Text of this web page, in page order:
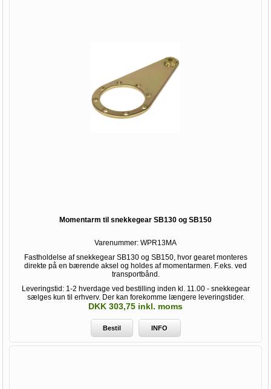
Momentarm til snekkegear SB130 og SB150
Varenummer: WPR13MA
Fastholdelse af snekkegear SB130 og SB150, hvor gearet monteres
direkte på en bærende aksel og holdes af momentarmen. F.eks. ved
transportbånd.
Leveringstid: 1-2 hverdage ved bestilling inden kl. 11.00 - snekkegear
sælges kun til erhverv. Der kan forekomme længere leveringstider.
DKK 303,75 inkl. moms
Bestil INFO